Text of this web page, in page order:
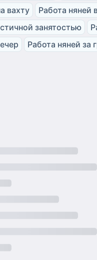
вахту
Работа няней
занятостью
Работа няней за